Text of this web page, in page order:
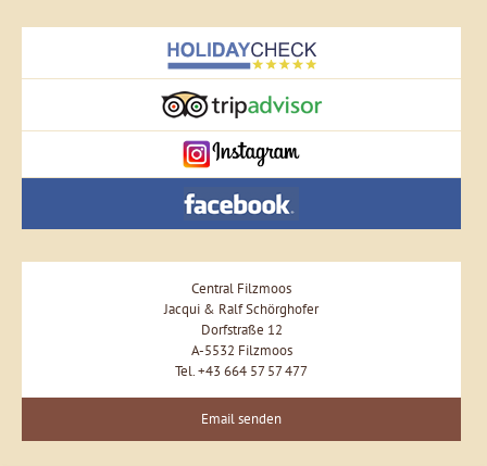
Central Filzmoos
Jacqui & Ralf Schörghofer
Dorfstraße 12
A-5532 Filzmoos
Tel. +43 664 57 57 477
Email senden